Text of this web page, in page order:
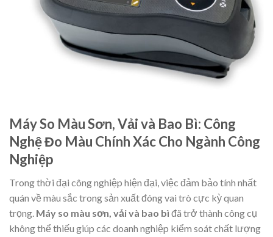
Máy So Màu Sơn, Vải và Bao Bì: Công
Nghệ Đo Màu Chính Xác Cho Ngành Công
Nghiệp
Trong thời đại công nghiệp hiện đại, việc đảm bảo tính nhất
quán về màu sắc trong sản xuất đóng vai trò cực kỳ quan
trọng. Máy so màu sơn, vải và bao bì đã trở thành công cụ
không thể thiếu giúp các doanh nghiệp kiểm soát chất lượng